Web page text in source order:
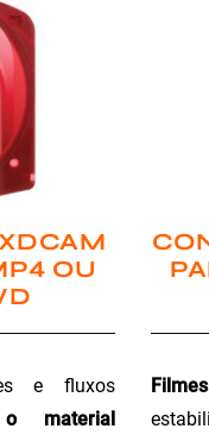
OU
e fluxos
o material